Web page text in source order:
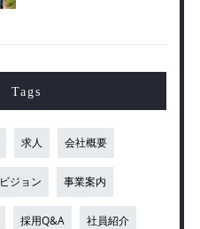
Tags
求人 会社概要
ビジョン 事業案内
採用Q&A 社員紹介